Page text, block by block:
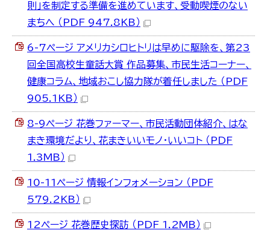
則」を制定する準備を進めています、受動喫煙のない
まちへ （PDF 947.8KB）
6-7ページ アメリカシロヒトリは早めに駆除を、第23
回全国高校生童話大賞 作品募集、市民生活コーナー、
健康コラム、地域おこし協力隊が着任しました （PDF
905.1KB）
8-9ページ 花巻ファーマー、市民活動団体紹介、はな
まき環境だより、花まきいいモノ・いいコト （PDF
1.3MB）
10-11ページ 情報インフォメーション （PDF
579.2KB）
12ページ 花巻歴史探訪 （PDF 1.2MB）